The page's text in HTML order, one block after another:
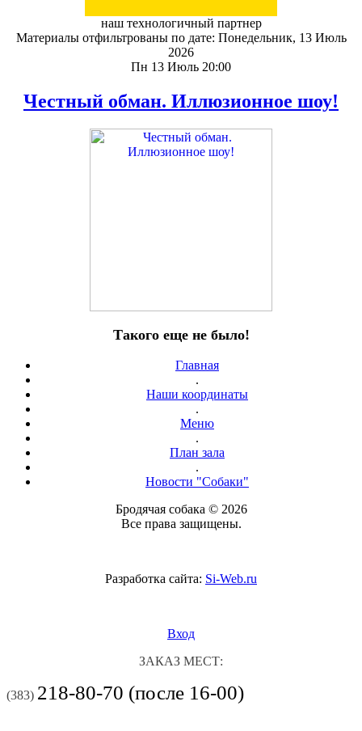
наш технологичный партнер
Материалы отфильтрованы по дате: Понедельник, 13 Июль
2026
Пн 13 Июль 20:00
Честный обман. Иллюзионное шоу!
Такого еще не было!
Главная
.
Наши координаты
.
Меню
.
План зала
.
Новости "Собаки"
Бродячая собака © 2026
Все права защищены.
Разработка сайта: Si-Web.ru
Вход
ЗАКАЗ МЕСТ:
(383) 218-80-70 (после 16-00)